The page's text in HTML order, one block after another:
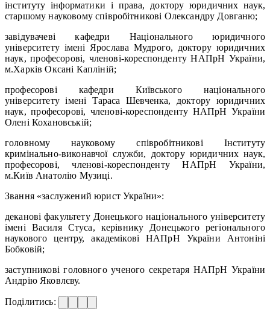
інституту інформатики і права, доктору юридичних наук,
старшому науковому співробітникові Олександру Довганю;
завідувачеві кафедри Національного юридичного
університету імені Ярослава Мудрого, доктору юридичних
наук, професорові, членові-кореспонденту НАПрН України,
м.Харків Оксані Капліній;
професорові кафедри Київського національного
університету імені Тараса Шевченка, доктору юридичних
наук, професорові, членові-кореспонденту НАПрН України
Олені Кохановській;
головному науковому співробітникові Інституту
кримінально-виконавчої служби, доктору юридичних наук,
професорові, членові-кореспонденту НАПрН України,
м.Київ Анатолію Музиці.
Звання «заслужений юрист України»:
деканові факультету Донецького національного університету
імені Василя Стуса, керівнику Донецького регіонального
наукового центру, академікові НАПрН України Антоніні
Бобковій;
заступникові головного ученого секретаря НАПрН України
Андрію Яковлєву.
Поділитись: